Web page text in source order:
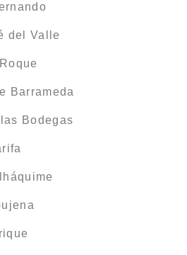
del Valle
Barrameda
Bodegas